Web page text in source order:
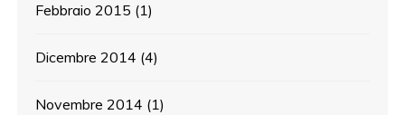
Febbraio 2015 (1)
Dicembre 2014 (4)
Novembre 2014 (1)